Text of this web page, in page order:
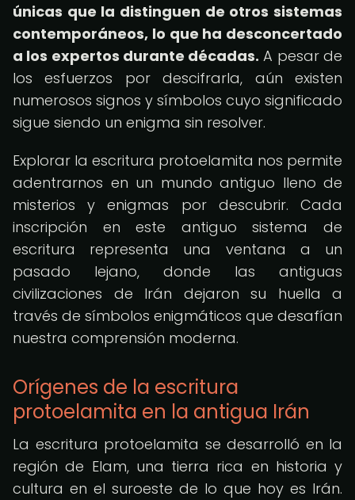
únicas que la distinguen de otros sistemas
contemporáneos, lo que ha desconcertado
a los expertos durante décadas. A pesar de
los esfuerzos por descifrarla, aún existen
numerosos signos y símbolos cuyo significado
sigue siendo un enigma sin resolver.
Explorar la escritura protoelamita nos permite
adentrarnos en un mundo antiguo lleno de
misterios y enigmas por descubrir. Cada
inscripción en este antiguo sistema de
escritura representa una ventana a un
pasado lejano, donde las antiguas
civilizaciones de Irán dejaron su huella a
través de símbolos enigmáticos que desafían
nuestra comprensión moderna.
Orígenes de la escritura
protoelamita en la antigua Irán
La escritura protoelamita se desarrolló en la
región de Elam, una tierra rica en historia y
cultura en el suroeste de lo que hoy es Irán.